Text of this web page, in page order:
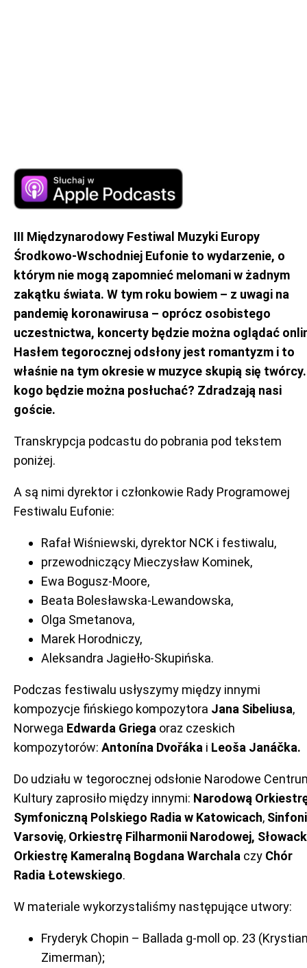
III Międzynarodowy Festiwal Muzyki Europy
Środkowo-Wschodniej Eufonie to wydarzenie, o
którym nie mogą zapomnieć melomani w żadnym
zakątku świata. W tym roku bowiem – z uwagi na
pandemię koronawirusa – oprócz osobistego
uczestnictwa, koncerty będzie można oglądać
Hasłem tegorocznej odsłony jest romantyzm i to
właśnie na tym okresie w muzyce skupią się
kogo będzie można posłuchać? Zdradzają nasi
goście.
Transkrypcja podcastu do pobrania pod tekstem
poniżej.
A są nimi dyrektor i członkowie Rady Programowej
Festiwalu Eufonie:
Rafał Wiśniewski, dyrektor NCK i festiwalu,
przewodniczący Mieczysław Kominek,
Ewa Bogusz-Moore,
Beata Bolesławska-Lewandowska,
Olga Smetanova,
Marek Horodniczy,
Aleksandra Jagiełło-Skupińska.
Podczas festiwalu usłyszymy między innymi
kompozycje fińskiego kompozytora Jana Sibeliusa,
Norwega Edwarda Griega oraz czeskich
kompozytorów: Antonína Dvořáka i Leoša Janáčka.
Do udziału w tegorocznej odsłonie Narodowe
Kultury zaprosiło między innymi: Narodową
Symfoniczną Polskiego Radia w Katowicach,
Varsovię, Orkiestrę Filharmonii Narodowej,
Orkiestrę Kameralną Bogdana Warchala czy Chór
Radia Łotewskiego.
W materiale wykorzystaliśmy następujące utwory:
Fryderyk Chopin – Ballada g-moll op. 23
Zimerman);